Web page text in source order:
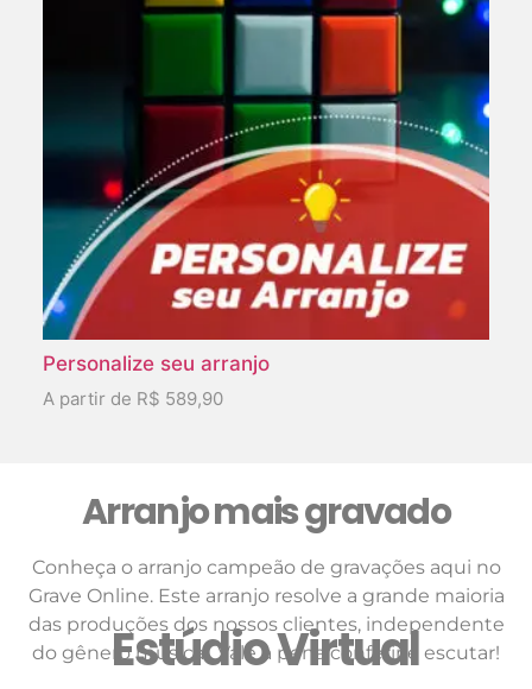
Personalize seu arranjo
A partir de R$ 589,90
Arranjo mais gravado
Conheça o arranjo campeão de gravações aqui no
Grave Online. Este arranjo resolve a grande maioria
das produções dos nossos clientes, independente
do gênero musical. Vale a pena conferir e escutar!
Estúdio Virtual